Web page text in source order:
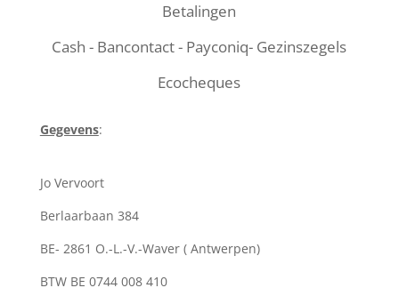
Betalingen
Cash - Bancontact - Payconiq- Gezinszegels
Ecocheques
Gegevens:
Jo Vervoort
Berlaarbaan 384
BE- 2861 O.-L.-V.-Waver ( Antwerpen)
BTW BE 0744 008 410